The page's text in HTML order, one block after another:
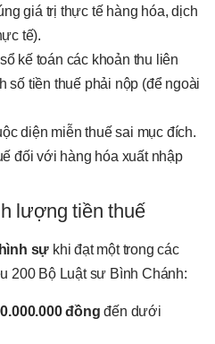
giá trị thực tế hàng hóa, dịch
tế).
kế toán các khoản thu liên
số tiền thuế phải nộp (để ngoài
diện miễn thuế sai mục đích.
đối với hàng hóa xuất nhập
lượng tiền thuế
sự khi đạt một trong các
200 Bộ Luật sư Bình Chánh:
đồng đến dưới